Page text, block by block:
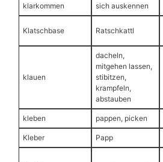
klarkommen sich auskennen
Klatschbase Ratschkattl
klauen
dacheln,
mitgehen lassen,
stibitzen,
krampfeln,
abstauben
kleben pappen, picken
Kleber Papp